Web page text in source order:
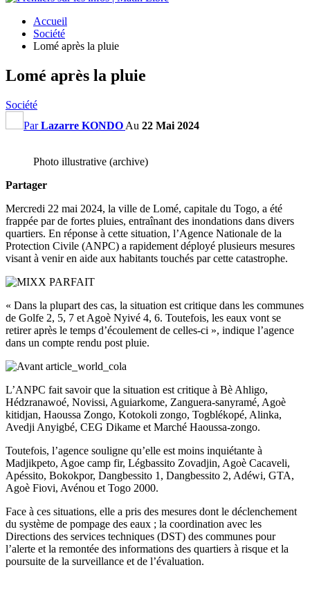
Accueil
Société
Lomé après la pluie
Lomé après la pluie
Société
ParLazarre KONDO Au 22 Mai 2024
Photo illustrative (archive)
Partager
Mercredi 22 mai 2024, la ville de Lomé, capitale du Togo, a été
frappée par de fortes pluies, entraînant des inondations dans divers
quartiers. En réponse à cette situation, l’Agence Nationale de la
Protection Civile (ANPC) a rapidement déployé plusieurs mesures
visant à venir en aide aux habitants touchés par cette catastrophe.
« Dans la plupart des cas, la situation est critique dans les communes
de Golfe 2, 5, 7 et Agoè Nyivé 4, 6. Toutefois, les eaux vont se
retirer après le temps d’écoulement de celles-ci », indique l’agence
dans un compte rendu post pluie.
L’ANPC fait savoir que la situation est critique à Bè Ahligo,
Hédzranawoé, Novissi, Aguiarkome, Zanguera-sanyramé, Agoè
kitidjan, Haoussa Zongo, Kotokoli zongo, Togblékopé, Alinka,
Avedji Anyigbé, CEG Dikame et Marché Haoussa-zongo.
Toutefois, l’agence souligne qu’elle est moins inquiétante à
Madjikpeto, Agoe camp fir, Légbassito Zovadjin, Agoè Cacaveli,
Apéssito, Bokokpor, Dangbessito 1, Dangbessito 2, Adéwi, GTA,
Agoè Fiovi, Avénou et Togo 2000.
Face à ces situations, elle a pris des mesures dont le déclenchement
du système de pompage des eaux ; la coordination avec les
Directions des services techniques (DST) des communes pour
l’alerte et la remontée des informations des quartiers à risque et la
poursuite de la surveillance et de l’évaluation.